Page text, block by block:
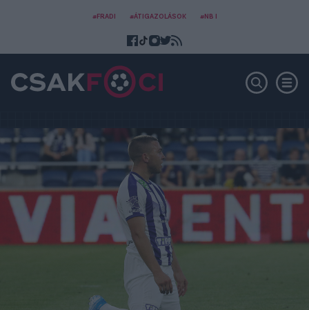
#FRADI #ÁTIGAZOLÁSOK #NB I